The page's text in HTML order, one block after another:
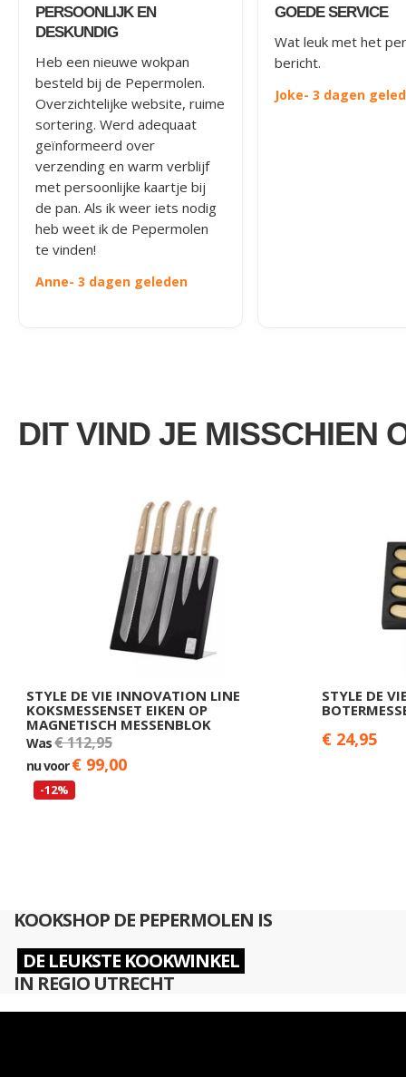
PERSOONLIJK EN
DESKUNDIG
Heb een nieuwe wokpan
besteld bij de Pepermolen.
Overzichtelijke website, ruime
sortering. Werd adequaat
geïnformeerd over
verzending en warm verblijf
met persoonlijke kaartje bij
de pan. Als ik weer iets nodig
heb weet ik de Pepermolen
te vinden!
Anne- 3 dagen geleden
GOEDE SERVICE
Wat leuk met het
bericht.
Joke- 3 dagen
DIT VIND JE MISSCHIEN
STYLE DE VIE INNOVATION LINE
KOKSMESSENSET EIKEN OP
MAGNETISCH MESSENBLOK
Was€ 112,95
nu voor€ 99,00
-12%
STYLE DE
€ 24,95
KOOKSHOP DE PEPERMOLEN IS
DE LEUKSTE KOOKWINKEL
IN REGIO UTRECHT